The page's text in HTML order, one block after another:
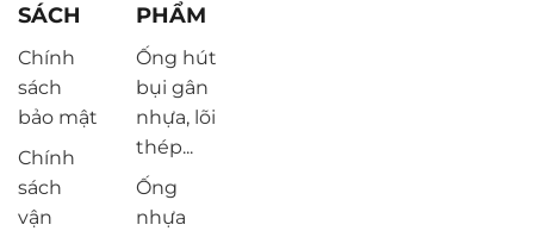
SÁCH
Chính
sách
bảo mật
Chính
sách
vận
PHẨM
Ống hút
bụi gân
nhựa, lõi
thép...
Ống
nhựa